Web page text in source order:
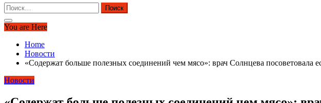
Найти:
You are Here
Home
Новости
«Содержат больше полезных соединений чем мясо»: врач Солнцева посоветовала
Новости